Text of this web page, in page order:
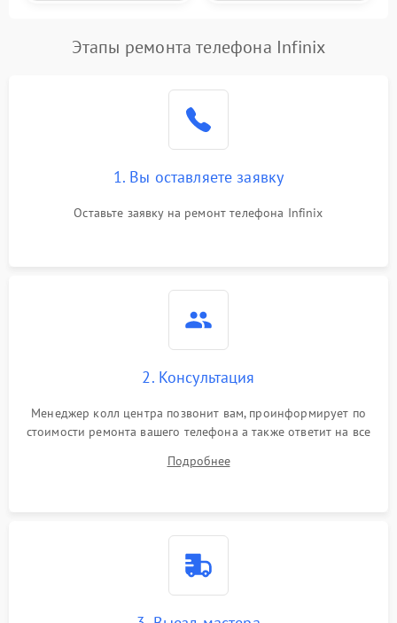
Этапы ремонта телефона Infinix
1. Вы оставляете заявку
Оставьте заявку на ремонт телефона Infinix
2. Консультация
Менеджер колл центра позвонит вам, проинформирует по
стоимости ремонта вашего телефона а также ответит на все
Подробнее